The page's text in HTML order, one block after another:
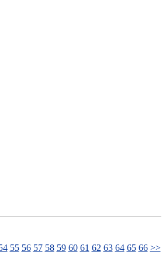
55 56 57 58 59 60 61 62 63 64 65 66 >>